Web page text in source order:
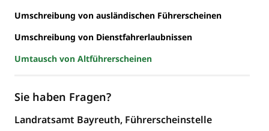
Umschreibung von ausländischen Führerscheinen
Umschreibung von Dienstfahrerlaubnissen
Umtausch von Altführerscheinen
Sie haben Fragen?
Landratsamt Bayreuth, Führerscheinstelle